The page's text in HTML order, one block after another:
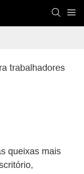
trabalhadores
queixas mais